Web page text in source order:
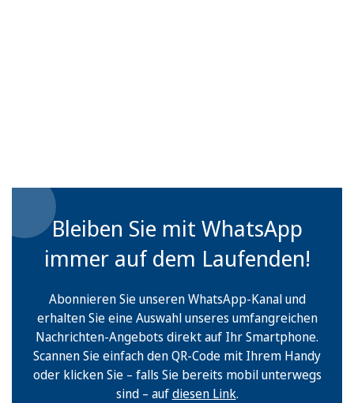
Bleiben Sie mit WhatsApp
immer auf dem Laufenden!
Abonnieren Sie unseren WhatsApp-Kanal und
erhalten Sie eine Auswahl unseres umfangreichen
Nachrichten-Angebots direkt auf Ihr Smartphone.
Scannen Sie einfach den QR-Code mit Ihrem Handy
oder klicken Sie – falls Sie bereits mobil unterwegs
sind – aufdiesen Link.